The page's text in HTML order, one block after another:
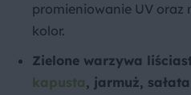
promieniowanie UV oraz
kolor.
Zielone warzywa
kapusta, jarmuż,